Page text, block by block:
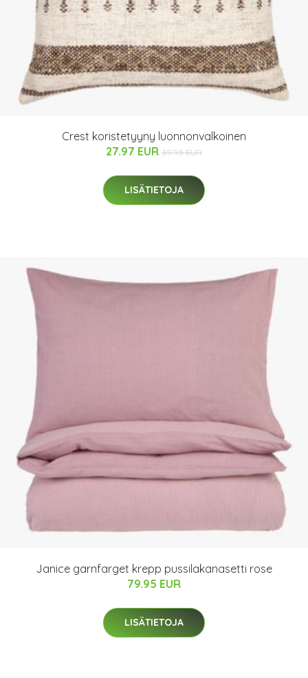
Crest koristetyyny luonnonvalkoinen
27.97 EUR 39.95 EUR
LISÄTIETOJA
Janice garnfarget krepp pussilakanasetti rose
79.95 EUR
LISÄTIETOJA